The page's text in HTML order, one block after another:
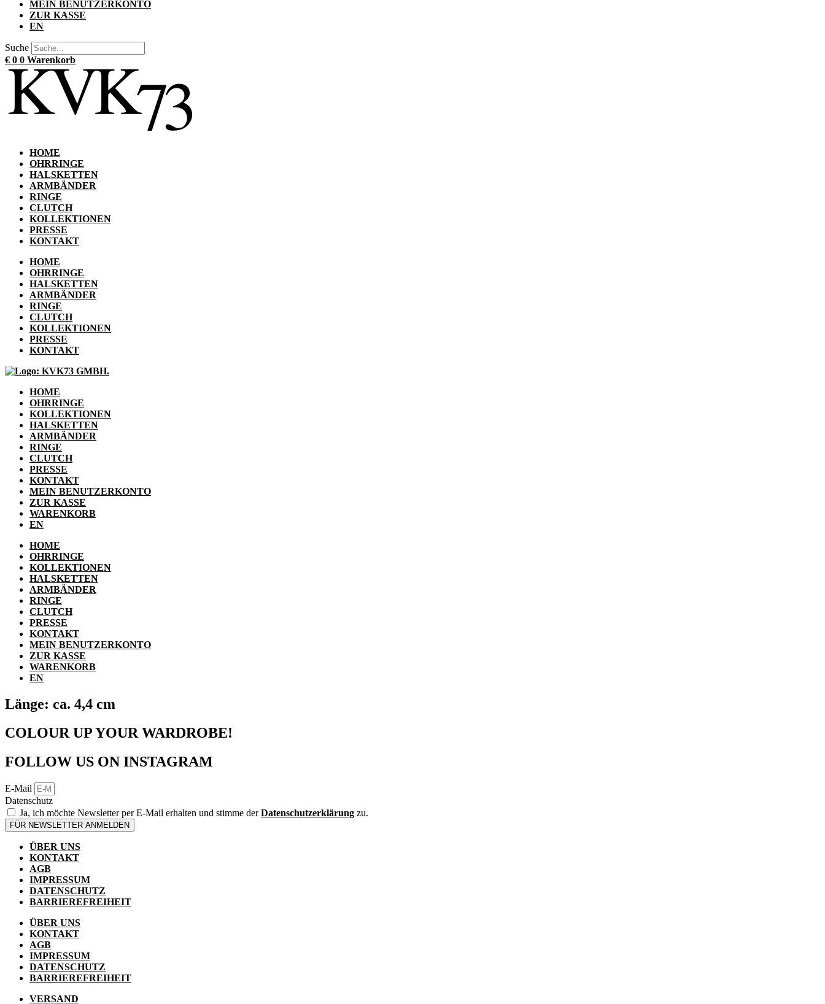
MEIN BENUTZERKONTO
ZUR KASSE
EN
Suche
€ 0 0 Warenkorb
HOME
OHRRINGE
HALSKETTEN
ARMBÄNDER
RINGE
CLUTCH
KOLLEKTIONEN
PRESSE
KONTAKT
HOME
OHRRINGE
HALSKETTEN
ARMBÄNDER
RINGE
CLUTCH
KOLLEKTIONEN
PRESSE
KONTAKT
HOME
OHRRINGE
KOLLEKTIONEN
HALSKETTEN
ARMBÄNDER
RINGE
CLUTCH
PRESSE
KONTAKT
MEIN BENUTZERKONTO
ZUR KASSE
WARENKORB
EN
HOME
OHRRINGE
KOLLEKTIONEN
HALSKETTEN
ARMBÄNDER
RINGE
CLUTCH
PRESSE
KONTAKT
MEIN BENUTZERKONTO
ZUR KASSE
WARENKORB
EN
Länge: ca. 4,4 cm
COLOUR UP YOUR WARDROBE!
FOLLOW US ON INSTAGRAM
E-Mail
Datenschutz
Ja, ich möchte Newsletter per E-Mail erhalten und stimme derDatenschutzerklärung zu.
FÜR NEWSLETTER ANMELDEN
ÜBER UNS
KONTAKT
AGB
IMPRESSUM
DATENSCHUTZ
BARRIEREFREIHEIT
ÜBER UNS
KONTAKT
AGB
IMPRESSUM
DATENSCHUTZ
BARRIEREFREIHEIT
VERSAND